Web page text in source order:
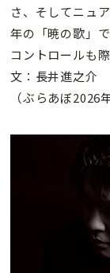
さ、そしてニュ
年の「暁の歌」
コントロールも
文：長井進之介
（ぶらあぼ2026